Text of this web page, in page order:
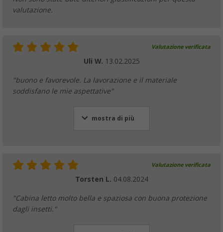
valutazione.
Valutazione verificata
Uli W. 13.02.2025
"buono e favorevole. La lavorazione e il materiale
soddisfano le mie aspettative"
mostra di più
Valutazione verificata
Torsten L. 04.08.2024
"Cabina letto molto bella e spaziosa con buona protezione
dagli insetti."